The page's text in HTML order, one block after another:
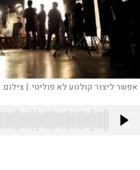
אפשר ליצור קולנוע לא פוליטי. | צילום: